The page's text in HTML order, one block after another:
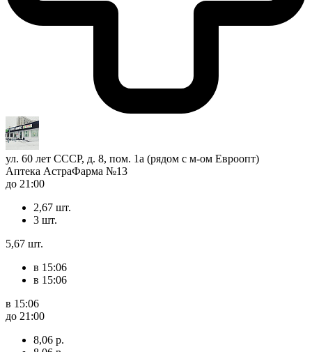
ул. 60 лет СССР, д. 8, пом. 1а (рядом с м-ом Евроопт)
Аптека АстраФарма №13
до 21:00
2,67 шт.
3 шт.
5,67 шт.
в 15:06
в 15:06
в 15:06
до 21:00
8,06 р.